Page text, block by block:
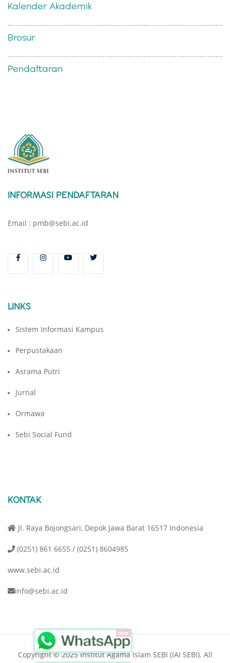
Kalender Akademik
Brosur
Pendaftaran
INFORMASI PENDAFTARAN
Email : pmb@sebi.ac.id
LINKS
Sistem Informasi Kampus
Perpustakaan
Asrama Putri
Jurnal
Ormawa
Sebi Social Fund
KONTAK
Jl. Raya Bojongsari, Depok Jawa Barat 16517 Indonesia
(0251) 861 6655 / (0251) 8604985
www.sebi.ac.id
info@sebi.ac.id
Copyright © 2025 Institut Agama Islam SEBI (IAI SEBI). All
close